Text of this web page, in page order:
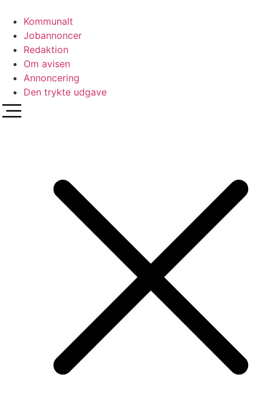
indhold
Kommunalt
Jobannoncer
Redaktion
Om avisen
Annoncering
Den trykte udgave